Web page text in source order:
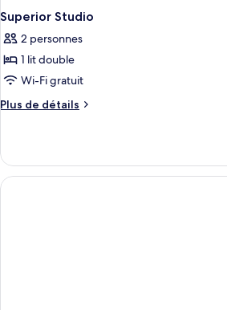
Superior Studio
2 personnes
1 lit double
Wi-Fi gratuit
Plus de détails
Plus
le
type
de